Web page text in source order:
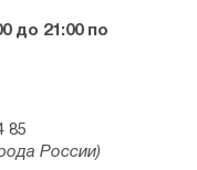
до 21:00 по
85
России)